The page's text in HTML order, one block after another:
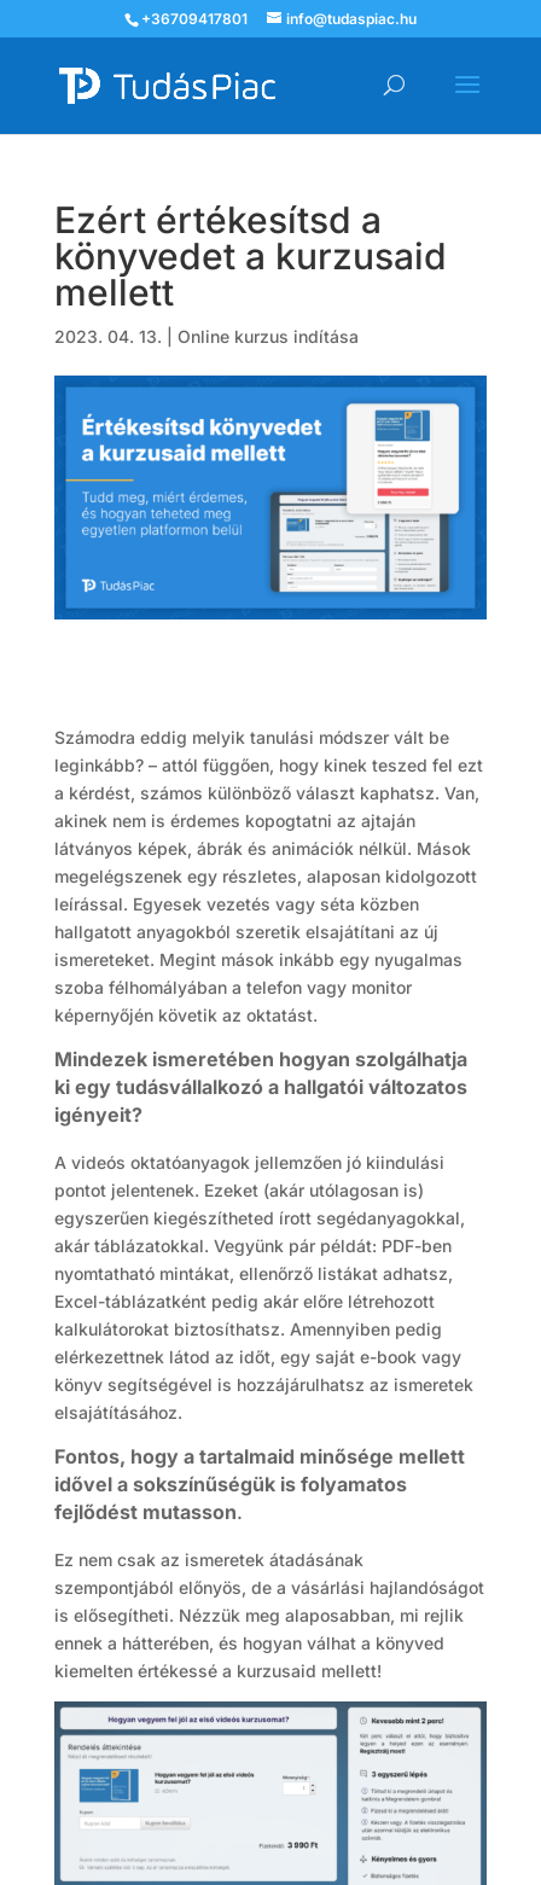
+36709417801 info@tudaspiac.hu
Ezért értékesítsd a
könyvedet a kurzusaid
mellett
2023. 04. 13. Online kurzus indítása
Számodra eddig melyik tanulási módszer vált be
leginkább? – attól függően, hogy kinek teszed fel ezt
a kérdést, számos különböző választ kaphatsz. Van,
akinek nem is érdemes kopogtatni az ajtaján
látványos képek, ábrák és animációk nélkül. Mások
megelégszenek egy részletes, alaposan kidolgozott
leírással. Egyesek vezetés vagy séta közben
hallgatott anyagokból szeretik elsajátítani az új
ismereteket. Megint mások inkább egy nyugalmas
szoba félhomályában a telefon vagy monitor
képernyőjén követik az oktatást.
Mindezek ismeretében hogyan szolgálhatja
ki egy tudásvállalkozó a hallgatói változatos
igényeit?
A videós oktatóanyagok jellemzően jó kiindulási
pontot jelentenek. Ezeket (akár utólagosan is)
egyszerűen kiegészítheted írott segédanyagokkal,
akár táblázatokkal. Vegyünk pár példát: PDF-ben
nyomtatható mintákat, ellenőrző listákat adhatsz,
Excel-táblázatként pedig akár előre létrehozott
kalkulátorokat biztosíthatsz. Amennyiben pedig
elérkezettnek látod az időt, egy saját e-book vagy
könyv segítségével is hozzájárulhatsz az ismeretek
elsajátításához.
Fontos, hogy a tartalmaid minősége mellett
idővel a sokszínűségük is folyamatos
fejlődést mutasson.
Ez nem csak az ismeretek átadásának
szempontjából előnyös, de a vásárlási hajlandóságot
is elősegítheti. Nézzük meg alaposabban, mi rejlik
ennek a hátterében, és hogyan válhat a könyved
kiemelten értékessé a kurzusaid mellett!